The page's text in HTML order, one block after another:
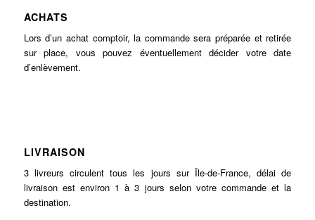
ACHATS
Lors d’un achat comptoir, la commande sera préparée et retirée
sur place, vous pouvez éventuellement décider votre date
d’enlèvement.
LIVRAISON
3 livreurs circulent tous les jours sur Île-de-France, délai de
livraison est environ 1 à 3 jours selon votre commande et la
destination.